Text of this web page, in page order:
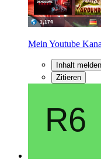
Mein Youtube
Inhalt melden
Zitieren